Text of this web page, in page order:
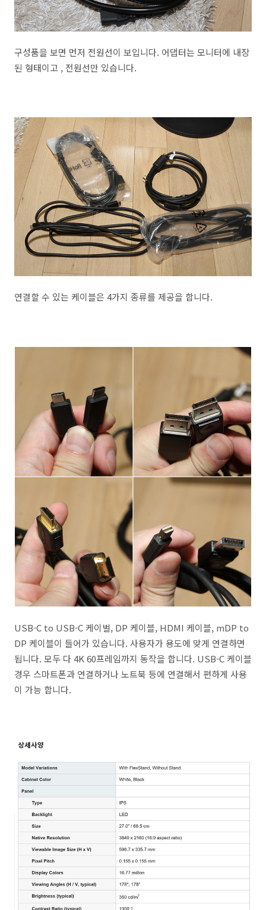
구성품을 보면 먼저 전원선이 보입니다. 어댑터는 모니터에 내장
된 형태이고 , 전원선만 있습니다.
연결할 수 있는 케이블은 4가지 종류를 제공을 합니다.
USB-C to USB-C 케이벌, DP 케이블, HDMI 케이블, mDP to
DP 케이블이 들어가 있습니다. 사용자가 용도에 맞게 연결하면
됩니다. 모두 다 4K 60프레임까지 동작을 합니다. USB-C 케이블
경우 스마트폰과 연결하거나 노트북 등에 연결해서 편하게 사용
이 가능 합니다.